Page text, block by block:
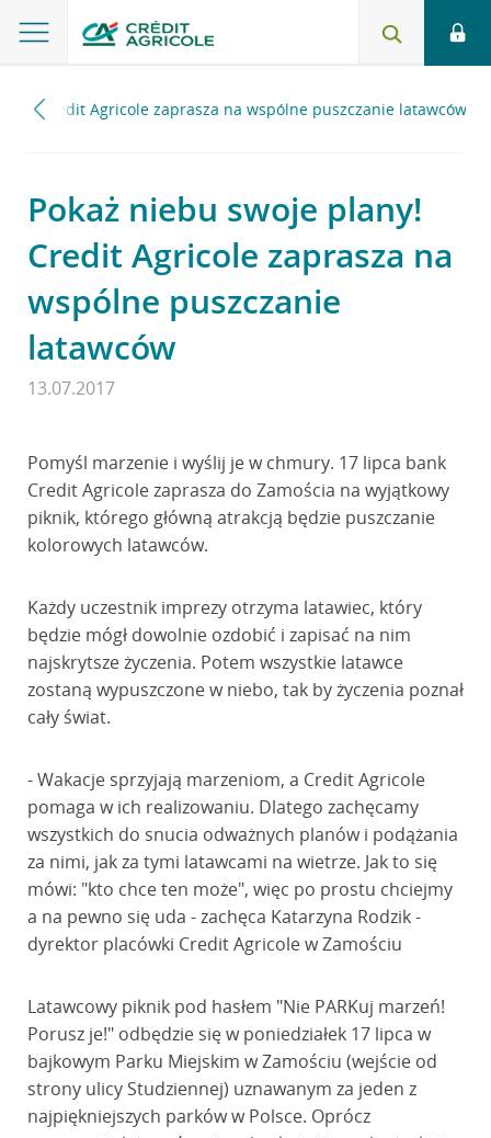
Credit Agricole zaprasza na wspólne puszczanie latawców
Pokaż niebu swoje plany!
Credit Agricole zaprasza na
wspólne puszczanie
latawców
13.07.2017
Pomyśl marzenie i wyślij je w chmury. 17 lipca bank
Credit Agricole zaprasza do Zamościa na wyjątkowy
piknik, którego główną atrakcją będzie puszczanie
kolorowych latawców.
Każdy uczestnik imprezy otrzyma latawiec, który
będzie mógł dowolnie ozdobić i zapisać na nim
najskrytsze życzenia. Potem wszystkie latawce
zostaną wypuszczone w niebo, tak by życzenia poznał
cały świat.
- Wakacje sprzyjają marzeniom, a Credit Agricole
pomaga w ich realizowaniu. Dlatego zachęcamy
wszystkich do snucia odważnych planów i podążania
za nimi, jak za tymi latawcami na wietrze. Jak to się
mówi: "kto chce ten może", więc po prostu chciejmy
a na pewno się uda - zachęca Katarzyna Rodzik -
dyrektor placówki Credit Agricole w Zamościu
Latawcowy piknik pod hasłem "Nie PARKuj marzeń!
Porusz je!" odbędzie się w poniedziałek 17 lipca w
bajkowym Parku Miejskim w Zamościu (wejście od
strony ulicy Studziennej) uznawanym za jeden z
najpiękniejszych parków w Polsce. Oprócz